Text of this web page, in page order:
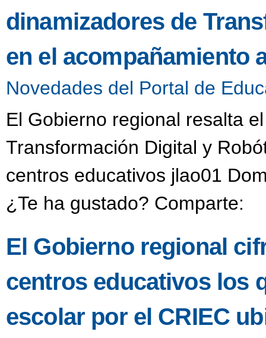
dinamizadores de
en el acompañamiento
Novedades del Portal de
El Gobierno regional resalta
Transformación Digital y
centros educativos jlao01
¿Te ha gustado? Comparte:
El Gobierno regional
centros educativos los
escolar por el CRIEC